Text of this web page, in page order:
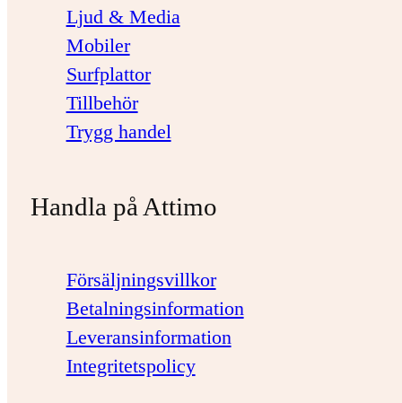
Ljud & Media
Mobiler
Surfplattor
Tillbehör
Trygg handel
Handla på Attimo
Försäljningsvillkor
Betalningsinformation
Leveransinformation
Integritetspolicy